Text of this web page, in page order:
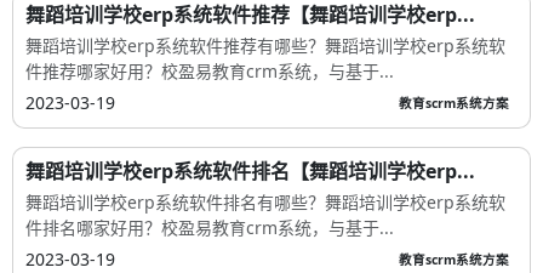
舞蹈培训学校erp系统软件推荐【舞蹈培训学校erp...
舞蹈培训学校erp系统软件推荐有哪些？舞蹈培训学校erp系统软
件推荐哪家好用？校盈易教育crm系统，与基于...
2023-03-19
教育scrm系统方案
舞蹈培训学校erp系统软件排名【舞蹈培训学校erp...
舞蹈培训学校erp系统软件排名有哪些？舞蹈培训学校erp系统软
件排名哪家好用？校盈易教育crm系统，与基于...
2023-03-19
教育scrm系统方案